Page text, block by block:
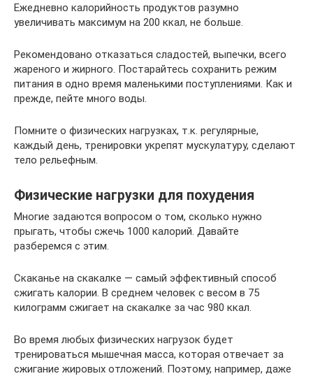
Ежедневно калорийность продуктов разумно
увеличивать максимум на 200 ккал, не больше.
Рекомендовано отказаться сладостей, выпечки, всего
жареного и жирного. Постарайтесь сохранить режим
питания в одно время маленькими поступлениями. Как и
прежде, пейте много воды.
Помните о физических нагрузках, т.к. регулярные,
каждый день, тренировки укрепят мускулатуру, сделают
тело рельефным.
Физические нагрузки для похудения
Многие задаются вопросом о том, сколько нужно
прыгать, чтобы сжечь 1000 калорий. Давайте
разберемся с этим.
Скаканье на скакалке — самый эффективный способ
сжигать калории. В среднем человек с весом в 75
килограмм сжигает на скакалке за час 980 ккал.
Во время любых физических нагрузок будет
тренироваться мышечная масса, которая отвечает за
сжигание жировых отложений. Поэтому, например, даже